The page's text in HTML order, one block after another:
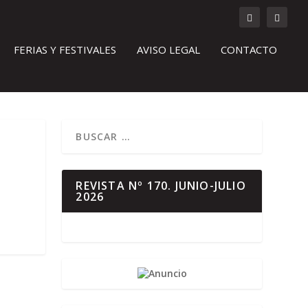
FERIAS Y FESTIVALES AVISO LEGAL CONTACTO
REVISTA Nº 170. JUNIO-JULIO
2026